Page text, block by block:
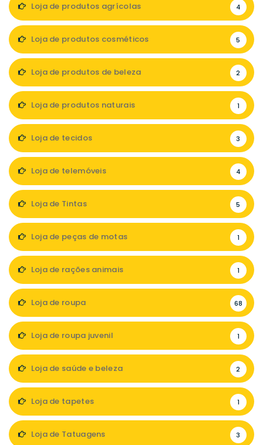
Loja de produtos agrícolas 4
Loja de produtos cosméticos 5
Loja de produtos de beleza 2
Loja de produtos naturais 1
Loja de tecidos 3
Loja de telemóveis 4
Loja de Tintas 5
Loja de peças de motas 1
Loja de rações animais 1
Loja de roupa 68
Loja de roupa juvenil 1
Loja de saúde e beleza 2
Loja de tapetes 1
Loja de Tatuagens 3